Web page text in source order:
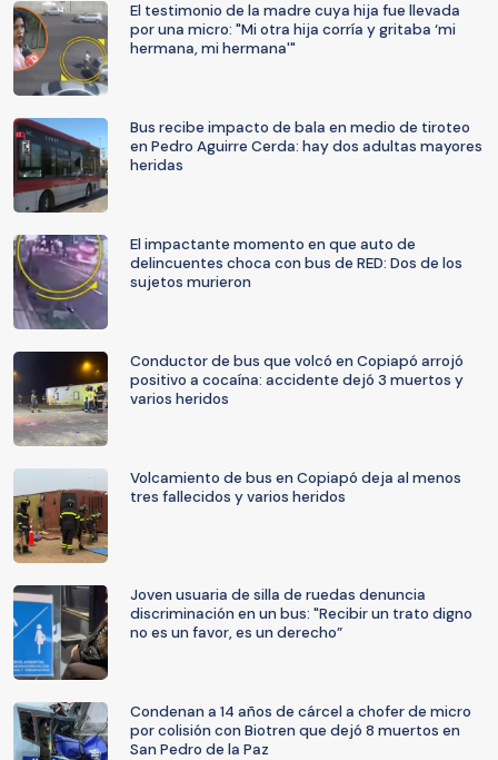
El testimonio de la madre cuya hija fue llevada
por una micro: "Mi otra hija corría y gritaba ‘mi
hermana, mi hermana'"
Bus recibe impacto de bala en medio de tiroteo
en Pedro Aguirre Cerda: hay dos adultas mayores
heridas
El impactante momento en que auto de
delincuentes choca con bus de RED: Dos de los
sujetos murieron
Conductor de bus que volcó en Copiapó arrojó
positivo a cocaína: accidente dejó 3 muertos y
varios heridos
Volcamiento de bus en Copiapó deja al menos
tres fallecidos y varios heridos
Joven usuaria de silla de ruedas denuncia
discriminación en un bus: "Recibir un trato digno
no es un favor, es un derecho”
Condenan a 14 años de cárcel a chofer de micro
por colisión con Biotren que dejó 8 muertos en
San Pedro de la Paz